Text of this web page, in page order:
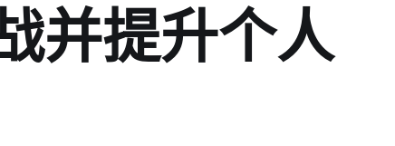
并提升个人